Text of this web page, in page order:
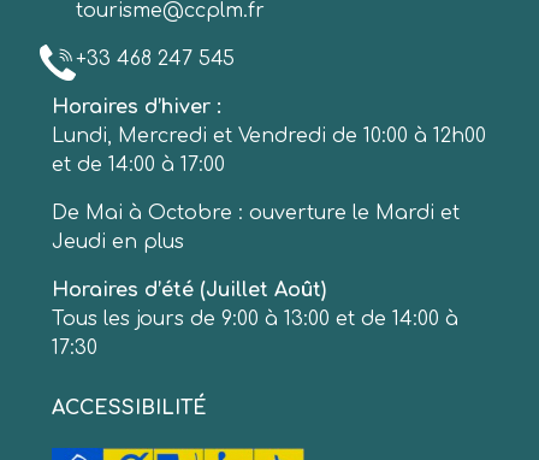
tourisme@ccplm.fr
+33 468 247 545
Horaires d’hiver :
Lundi, Mercredi et Vendredi de 10:00 à 12h00
et de 14:00 à 17:00
De Mai à Octobre : ouverture le Mardi et
Jeudi en plus
Horaires d’été (Juillet Août)
Tous les jours de 9:00 à 13:00 et de 14:00 à
17:30
ACCESSIBILITÉ